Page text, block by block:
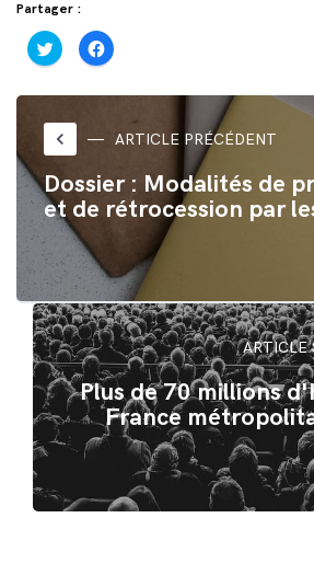
Partager :
Cliquez
pour
partager
Twitter(ouvre
une
nouvelle
fenêtre)
Cliquez
pour
partager
Facebook(ouvre
nouvelle
fenêtre)
keyboard_arrow_left ARTICLE PRÉCÉDENT
Dossier : Modalités de
et de rétrocession par
ARTICLE
Plus de 70 millions
France